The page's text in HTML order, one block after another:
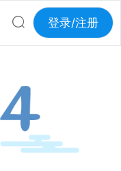
登录/注册